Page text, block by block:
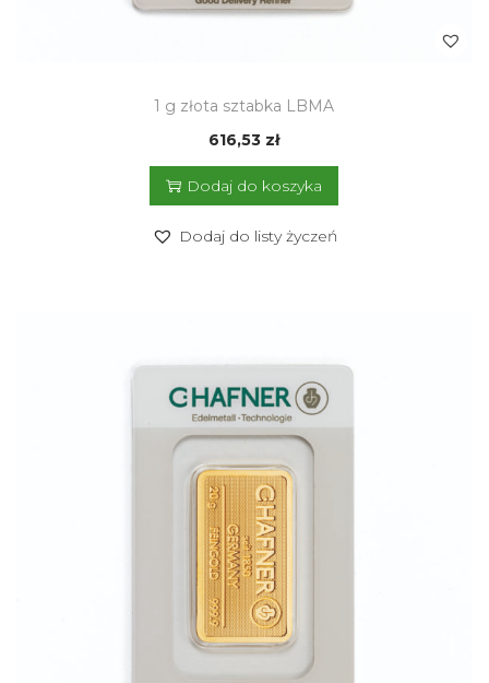
1 g złota sztabka LBMA
616,53 zł
Dodaj do koszyka
Dodaj do listy życzeń